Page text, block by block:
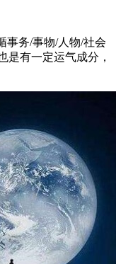
事务/事物/人物/社会
是有一定运气成分，